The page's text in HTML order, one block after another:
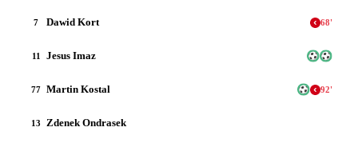
7 Dawid Kort 68'
11 Jesus Imaz
77 Martin Kostal 92'
13 Zdenek Ondrasek